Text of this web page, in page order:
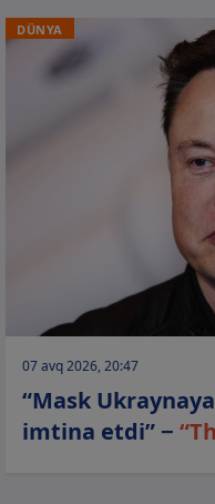
DÜNYA
07 avq 2026, 20:47
“Mask
imtina etdi” −